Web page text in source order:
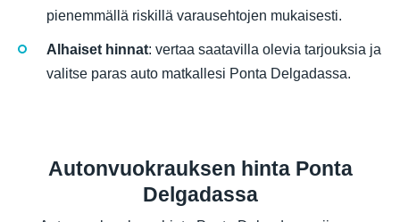
pienemmällä riskillä varausehtojen mukaisesti.
Alhaiset hinnat: vertaa saatavilla olevia tarjouksia ja
valitse paras auto matkallesi Ponta Delgadassa.
Autonvuokrauksen hinta Ponta
Delgadassa